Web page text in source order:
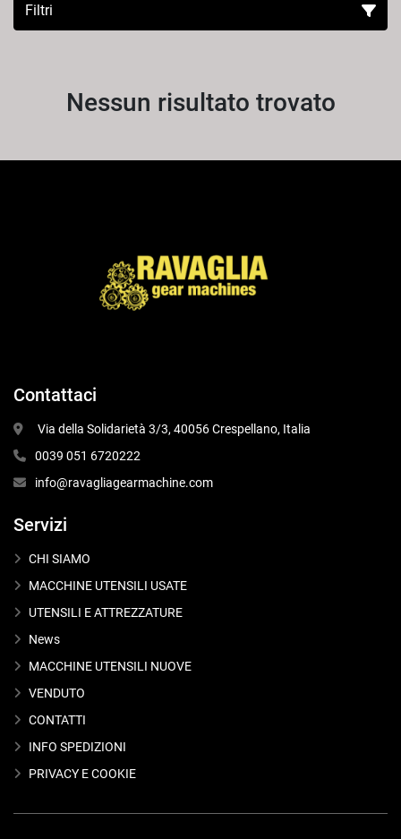
Filtri
Ordina per
Nessun risultato trovato
Contattaci
Via della Solidarietà 3/3, 40056 Crespellano, Italia
0039 051 6720222
info@ravagliagearmachine.com
Servizi
CHI SIAMO
MACCHINE UTENSILI USATE
UTENSILI E ATTREZZATURE
News
MACCHINE UTENSILI NUOVE
VENDUTO
CONTATTI
INFO SPEDIZIONI
PRIVACY E COOKIE